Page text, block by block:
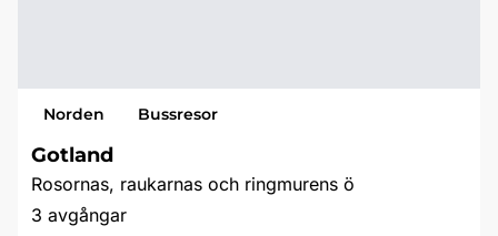
Norden Bussresor
Gotland
Rosornas, raukarnas och ringmurens ö
3 avgångar